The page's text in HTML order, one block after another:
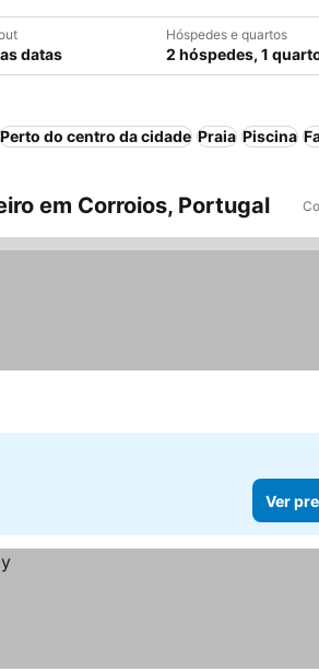
datas
Hóspedes e quartos
2 hóspedes, 1
Perto do centro da cidade Praia Piscina
em Corroios, Portugal
Ver